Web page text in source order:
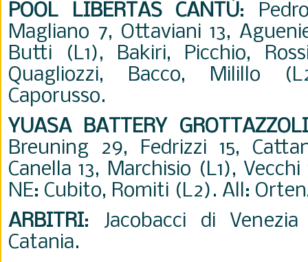
POOL LIBERTAS CANTÙ:
Magliano 7, Ottaviani 13,
Butti (L1), Bakiri, Picchio,
Quagliozzi, Bacco, Milillo
Caporusso.
YUASA BATTERY
Breuning 29, Fedrizzi 15,
Canella 13, Marchisio (L1),
NE: Cubito, Romiti (L2). All:
ARBITRI: Jacobacci di
Catania.